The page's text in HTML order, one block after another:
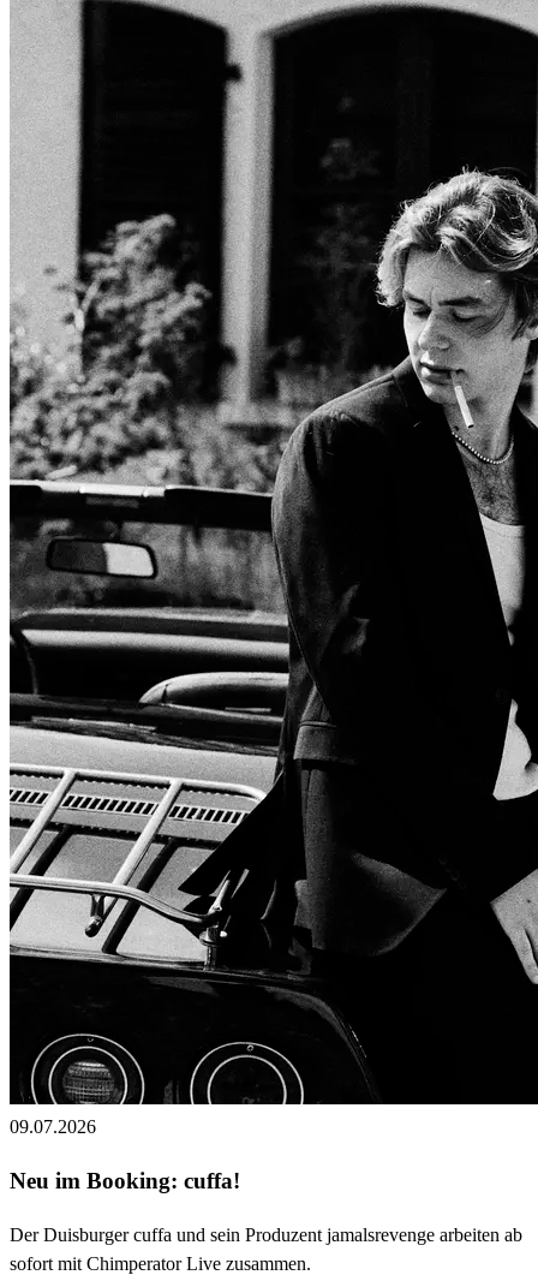
09.07.2026
Neu im Booking: cuffa!
Der Duisburger cuffa und sein Produzent jamalsrevenge arbeiten ab
sofort mit Chimperator Live zusammen.